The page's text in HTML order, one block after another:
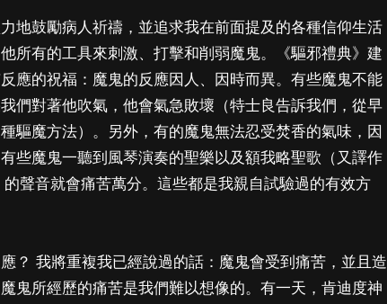
地鼓勵病人祈禱，並追求我在前面提及的各種信仰生活
所有的工具來刺激、打擊和削弱魔鬼。《驅邪禮典》建
應的祝福：魔鬼的反應因人、因時而異。有些魔鬼不能
們對著他吹氣，他會氣急敗壞（特士良告訴我們，從早
驅魔方法）。另外，有的魔鬼無法忍受焚香的氣味，因
些魔鬼一聽到風琴演奏的聖樂以及額我略聖歌（又譯作
聲音就會痛苦萬分。這些都是我親自試驗過的有效方
？ 我將重複我已經說過的話：魔鬼會受到痛苦，並且造
鬼所經歷的痛苦是我們難以想像的。有一天，肯迪度神